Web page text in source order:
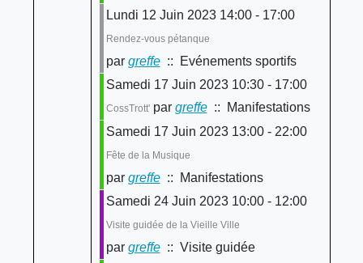
Lundi 12 Juin 2023 14:00 - 17:00
Rendez-vous pétanque
par greffe:: Evénements sportifs
Samedi 17 Juin 2023 10:30 - 17:00
CossTrott'par greffe:: Manifestations
Samedi 17 Juin 2023 13:00 - 22:00
Fête de la Musique
par greffe:: Manifestations
Samedi 24 Juin 2023 10:00 - 12:00
Visite guidée de la Vieille Ville
par greffe:: Visite guidée